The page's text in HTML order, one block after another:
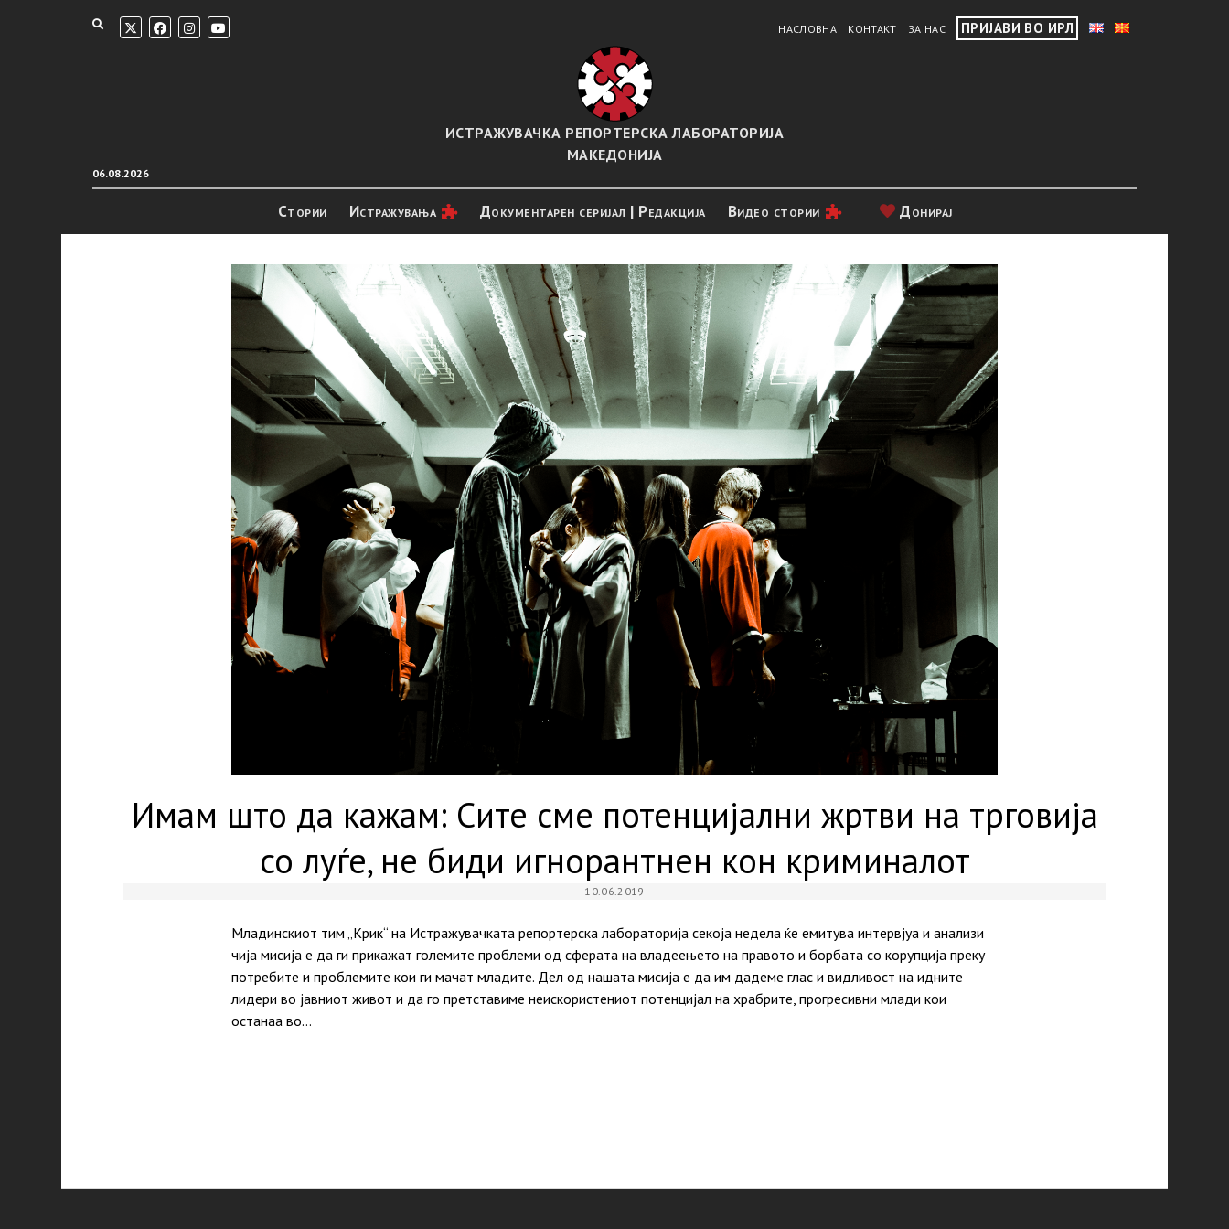
НАСЛОВНА КОНТАКТ ЗА НАС ПРИЈАВИ ВО ИРЛ
06.08.2026
ИСТРАЖУВАЧКА РЕПОРТЕРСКА ЛАБОРАТОРИЈА
МАКЕДОНИЈА
Стории Истражувањa Документарен серијал | Редакција Видео стории Донирај
Имам што да кажам: Сите сме потенцијални жртви на трговија
со луѓе, не биди игнорантнен кон криминалот
10.06.2019
Младинскиот тим „Крик“ на Истражувачката репортерска лабораторија секоја недела ќе емитува интервјуа и анализи
чија мисија е да ги прикажат големите проблеми од сферата на владеењето на правото и борбата со корупција преку
потребите и проблемите кои ги мачат младите. Дел од нашата мисија е да им дадеме глас и видливост на идните
лидери во јавниот живот и да го претставиме неискористениот потенцијал на храбрите, прогресивни млади кои
останаа во…